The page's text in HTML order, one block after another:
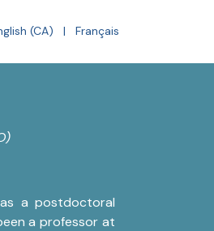
(CA) | Français
a postdoctoral
a professor at